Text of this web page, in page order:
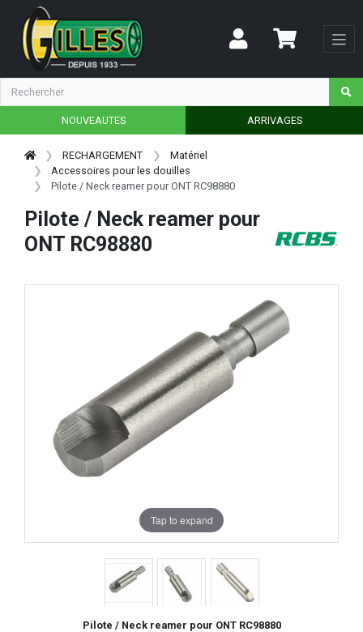
NOUVEAUTES ARRIVAGES
RECHARGEMENT
Matériel
Accessoires pour les douilles
Pilote / Neck reamer pour ONT RC98880
Pilote / Neck reamer pour
ONT RC98880
Tap to expand
Pilote / Neck reamer pour ONT RC98880